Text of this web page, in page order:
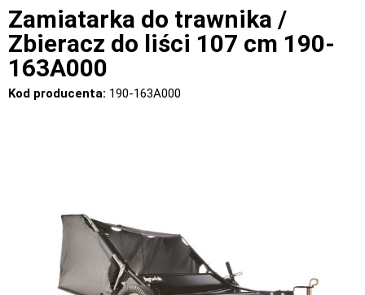
Zamiatarka do trawnika /
Zbieracz do liści 107 cm 190-
163A000
Kod producenta: 190-163A000